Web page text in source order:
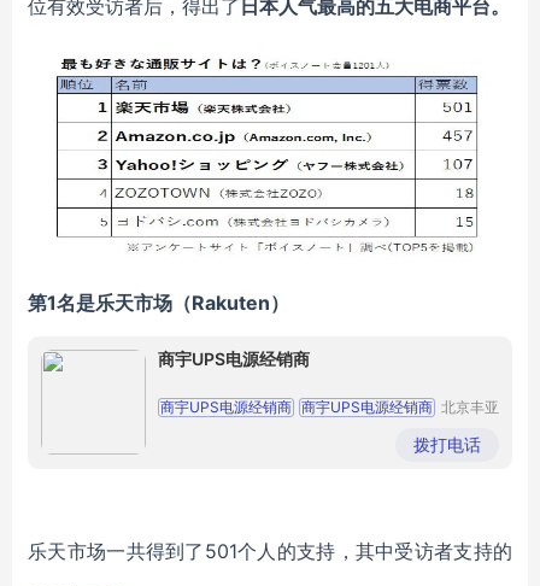
位有效受访者后，得出了 日本人气最高的五大电商平台。
第1名是乐天市场（Rakuten）
商宇UPS电源经销商
商宇UPS电源经销商 商宇UPS电源经销商 北京丰亚
发展有限
公司
拨打电话
乐天市场一共得到了 501个人的支持，其中受访者支持的